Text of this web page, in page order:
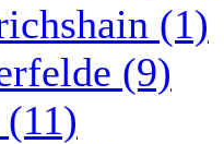
(1)
(9)